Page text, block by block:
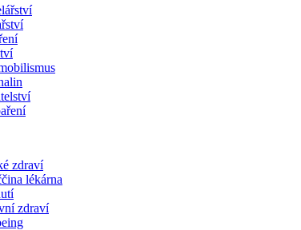
zdraví
lékárna
zdraví